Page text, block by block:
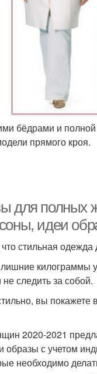
бёдрами и
прямого кроя.
для полных
идеи
стильная
килограммы у
следить за собой.
вы покажете
2020-2021
образы с учетом
необходимо